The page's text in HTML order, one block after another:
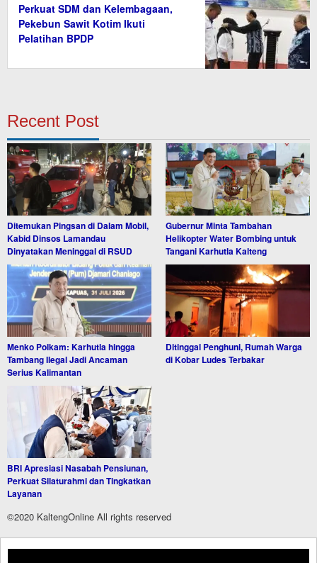
Perkuat SDM dan Kelembagaan,
Pekebun Sawit Kotim Ikuti
Pelatihan BPDP
Recent Post
Ditemukan Pingsan di Dalam Mobil,
Kabid Dinsos Lamandau
Dinyatakan Meninggal di RSUD
Gubernur Minta Tambahan
Helikopter Water Bombing untuk
Tangani Karhutla Kalteng
Menko Polkam: Karhutla hingga
Tambang Ilegal Jadi Ancaman
Serius Kalimantan
Ditinggal Penghuni, Rumah Warga
di Kobar Ludes Terbakar
BRI Apresiasi Nasabah Pensiunan,
Perkuat Silaturahmi dan Tingkatkan
Layanan
©2020 KaltengOnline All rights reserved